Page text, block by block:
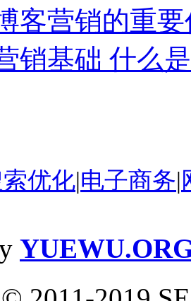
客营销的重
销基础 什么
优化|电子商务|